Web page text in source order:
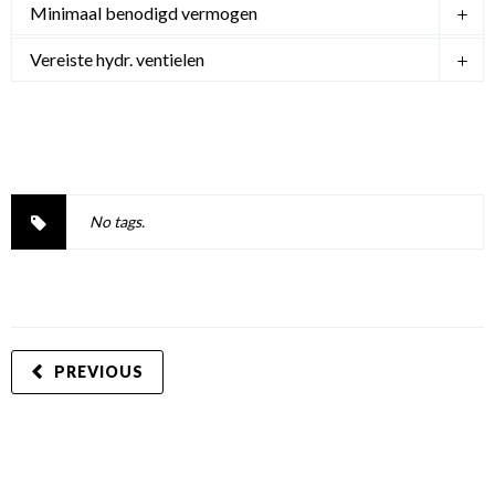
Minimaal benodigd vermogen
Vereiste hydr. ventielen
No tags.
PREVIOUS